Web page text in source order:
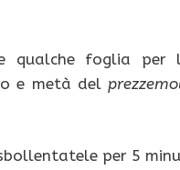
qualche foglia per
e metà del
per 5